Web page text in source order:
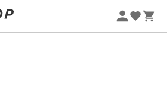
dès 2 produits* code Summer5
trail Dynafit pour